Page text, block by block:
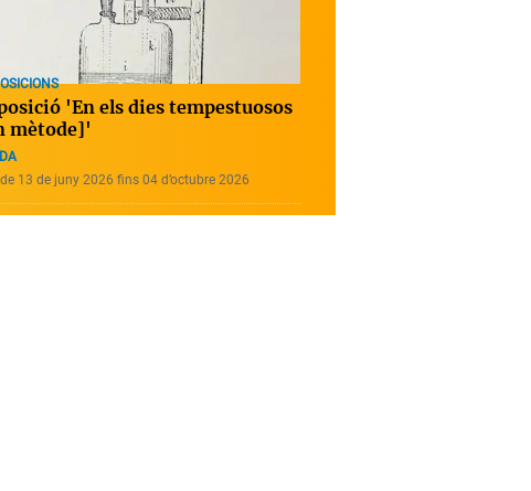
'En els dies tempestuosos
mètode]'
13 de juny 2026 fins 04 d’octubre 2026